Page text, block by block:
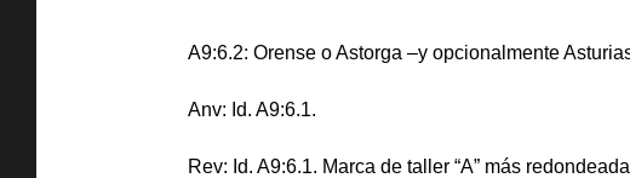
A9:6.2: Orense o Astorga –y opcionalmente
Anv: Id. A9:6.1.
Rev: Id. A9:6.1. Marca de taller “A” más